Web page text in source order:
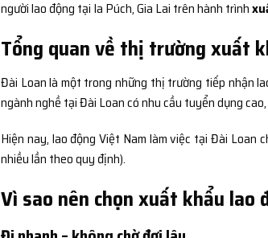
người lao động tại Ia Púch, Gia Lai trên hành trình
Tổng quan về thị trường xuất
Đài Loan là một trong những thị trường tiếp nhận
ngành nghề tại Đài Loan có nhu cầu tuyển dụng
Hiện nay, lao động Việt Nam làm việc tại Đài Loan
nhiều lần theo quy định).
Vì sao nên chọn xuất khẩu lao